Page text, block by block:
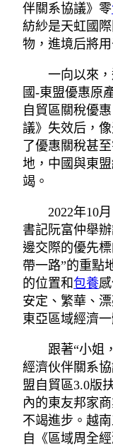
伴關系協議》零
紡紗是天虹國
物，進境后將
一向以來
國-東盟優惠原
自貿區關稅優
議》失效后，
了優惠關稅甚
地，中國與東
竭。
2022年10
書記阮富仲舉
邊交際的優先
帶一路”的重點
的位置和包養
安定、繁華、
東亞區域經濟一
跟著“小姐
經濟伙伴關系
盟自貿區3.0版
內的東友邦家
不竭進步。越
自《區域周全